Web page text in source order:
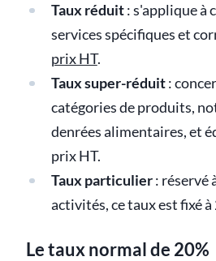
Taux réduit: s'applique à
services spécifiques et
prix HT.
Taux super-réduit:
catégories de produits,
denrées alimentaires, et
prix HT.
Taux particulier: réservé
activités, ce taux est fixé à
Le taux normal de 20%